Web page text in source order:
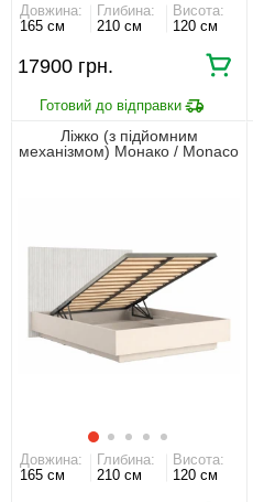
Довжина:
165 см
Глибина:
210 см
Висота:
120 см
17900 грн.
Ліжко (з підйомним
механізмом) Монако / Monaco
Довжина:
165 см
Глибина:
210 см
Висота:
120 см